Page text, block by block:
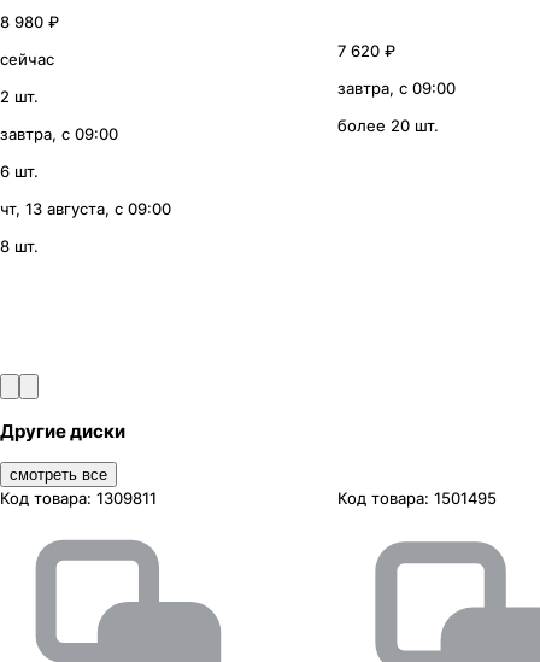
8 980 ₽
сейчас
2 шт.
завтра, с 09:00
6 шт.
чт, 13 августа, с 09:00
8 шт.
7 620 ₽
завтра, с 09:00
более 20 шт.
Другие диски
смотреть все
Код товара: 1309811 Код товара: 1501495